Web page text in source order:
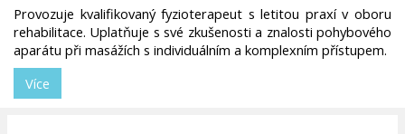
Provozuje kvalifikovaný fyzioterapeut s letitou praxí v oboru
rehabilitace. Uplatňuje s své zkušenosti a znalosti pohybového
aparátu při masážích s individuálním a komplexním přístupem.
Více